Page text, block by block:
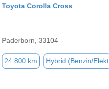
Toyota Corolla Cross
Paderborn, 33104
24.800 km Hybrid (Benzin/Elekt